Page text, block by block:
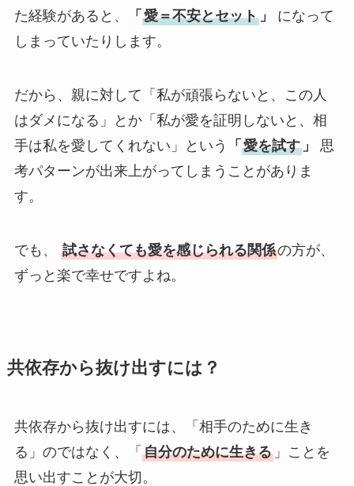
た経験があると、
「 愛＝不安とセット」
になって
しまっていたりします。
だから、親に対して「私が頑張らないと、この人
はダメになる」とか「私が愛を証明しないと、相
手は私を愛してくれない」という
「 愛を試す」
思
考パターンが出来上がってしまうことがありま
す。
でも、 試さなくても愛を感じられる関係の方が、
ずっと楽で幸せですよね。
共依存から抜け出すには？
共依存から抜け出すには、「相手のために生き
る」のではなく、「 自分のために生きる」ことを
思い出すことが大切。